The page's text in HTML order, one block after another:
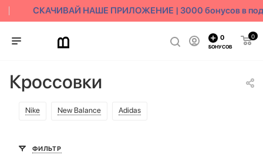
СКАЧИВАЙ НАШЕ ПРИЛОЖЕНИЕ | 3000 бонусов в
0
0
БОНУСОВ
Кроссовки
Nike New Balance Adidas
ФИЛЬТР